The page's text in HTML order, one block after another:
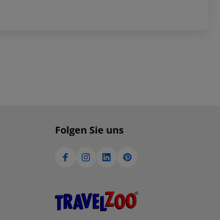
Folgen Sie uns